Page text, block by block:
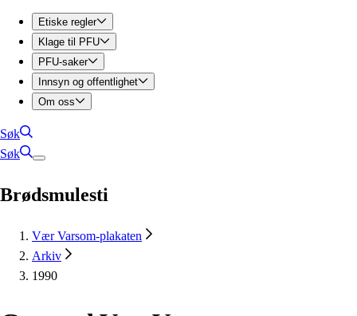
Etiske regler
Klage til PFU
PFU-saker
Innsyn og offentlighet
Om oss
Søk
Søk
Brødsmulesti
Vær Varsom-plakaten
Arkiv
1990